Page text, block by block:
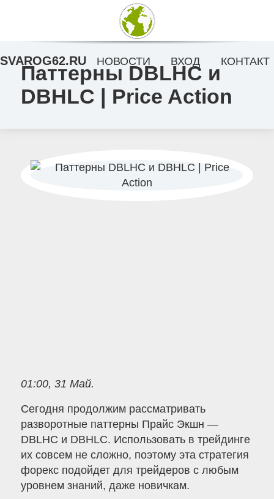
Паттерны DBLHC и
DBHLC | Price Action
01:00, 31 Май.
Сегодня продолжим рассматривать
разворотные паттерны Прайс Экшн —
DBLHC и DBHLC. Использовать в трейдинге
их совсем не сложно, поэтому эта стратегия
форекс подойдет для трейдеров с любым
уровнем знаний, даже новичкам.
SVAROG62.RU НОВОСТИ ВХОД КОНТАКТ